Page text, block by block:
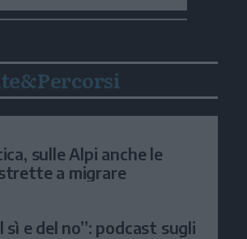
sulle Alpi anche le
a migrare
sì e del no”: podcast sugli